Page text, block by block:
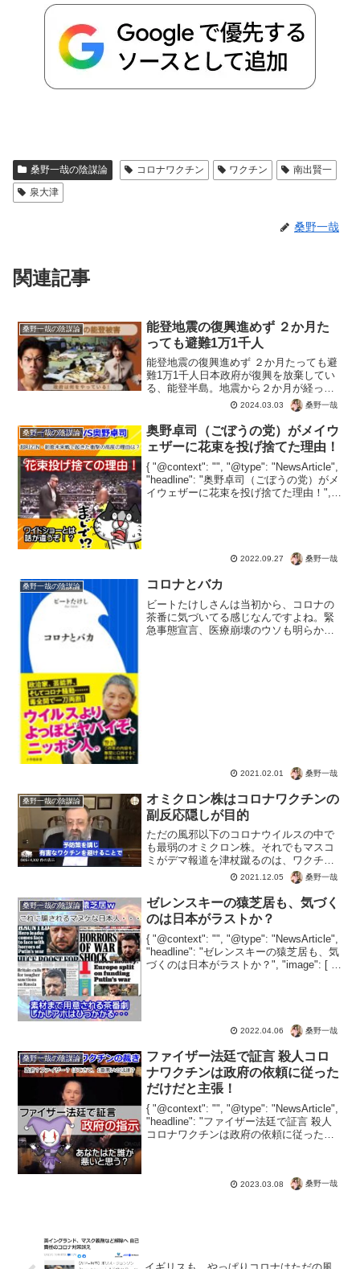
桑野一哉の陰謀論 コロナワクチン ワクチン
南出賢一
泉大津
桑野一哉
関連記事
桑野一哉の陰謀論
能登地震の復興進めず ２か月た
っても避難1万1千人
能登地震の復興進めず ２か月たっても避
難1万1千人日本政府が復興を放棄してい
る、能登半島。地震から２か月が経って
も避難所で雑魚寝の状態。今後は避難所
から出され、半壊の自宅んなどでへ戻さ
れことに。疎開させられた中学生に、寄
付で集まったお金の行...
2024.03.03 桑野一哉
桑野一哉の陰謀論
奥野卓司（ごぼうの党）がメイウ
ェザーに花束を投げ捨てた理由！
{ "@context": "", "@type": "NewsArticle",
"headline": "奥野卓司（ごぼうの党）がメ
イウェザーに花束を投げ捨てた理由！",
2022.09.27 桑野一哉
桑野一哉の陰謀論 コロナとバカ
ビートたけしさんは当初から、コロナの
茶番に気づいてる感じなんですよね。緊
急事態宣言、医療崩壊のウソも明らかに
2021.02.01 桑野一哉
桑野一哉の陰謀論
オミクロン株はコロナワクチンの
副反応隠しが目的
ただの風邪以下のコロナウイルスの中で
も最弱のオミクロン株。それでもマスコ
ミがデマ報道を津杖蹴るのは、ワクチン
後遺症の罪をなすりつけるためか。コロ
ナ後遺症がないと明らかになっています
からね。何もなければ、ワクチンの危険
性に気がつく人が増えてし...
2021.12.05 桑野一哉
桑野一哉の陰謀論
ゼレンスキーの猿芝居も、気づく
のは日本がラストか？
{ "@context": "", "@type": "NewsArticle",
"headline": "ゼレンスキーの猿芝居も、気
づくのは日本がラストか？", "image": [ ""
2022.04.06 桑野一哉
桑野一哉の陰謀論
ファイザー法廷で証言 殺人コロ
ナワクチンは政府の依頼に従った
だけだと主張！
{ "@context": "", "@type": "NewsArticle",
"headline": "ファイザー法廷で証言 殺人
コロナワクチンは政府の依頼に従っただ
2023.03.08 桑野一哉